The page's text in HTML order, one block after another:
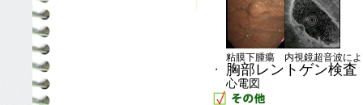
粘膜下腫瘍 内視鏡超音波に
・
胸部レントゲン検査
心電図